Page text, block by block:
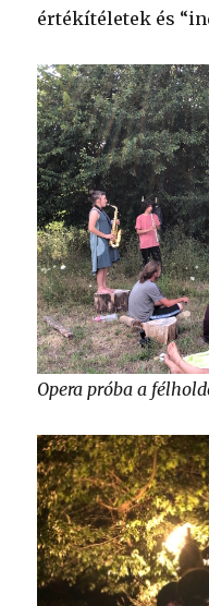
értékítéletek és
Opera próba a